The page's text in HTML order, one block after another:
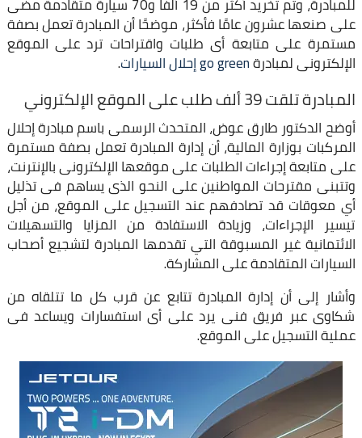
على صنعها عشرون عامًا فأكثر، موضحًا أن المبادرة تعمل بصفة
مستمرة على متابعة أى طلبات واقتراحات ترد على الموقع
الإلكترونى لمبادرةgo green إحلال السيارات .
المبادرة تلقت 39 ألف طلب على الموقع الإلكتروني
أوضح الدكتور طارق عوض، المتحدث الرسمى باسم مبادرة إحلال
المركبات بوزارة المالية، أن إدارة المبادرة تعمل بصفة مستمرة
على متابعة إجراءات الطلبات على موقعها الإلكترونى بالإنترنت،
وتتبنى مقترحات المواطنين على النحو الذى يساهم فى تذليل
أي معوقات قد تصادفهم عند التسجيل على الموقع، من أجل
تيسير الإجراءات، وزيادة الاستفادة من المزايا والتسهيلات
الائتمانية غير المسبوقة التي تقدمها المبادرة لتشجيع أصحاب
السيارات المتقادمة على المشاركة.
وأشار إلى أن إدارة المبادرة تتابع عن قرب كل ما تتلقاه من
شكاوى عبر فريق فنى يرد على أى استفسارات ويساعد فى
عملية التسجيل على الموقع.